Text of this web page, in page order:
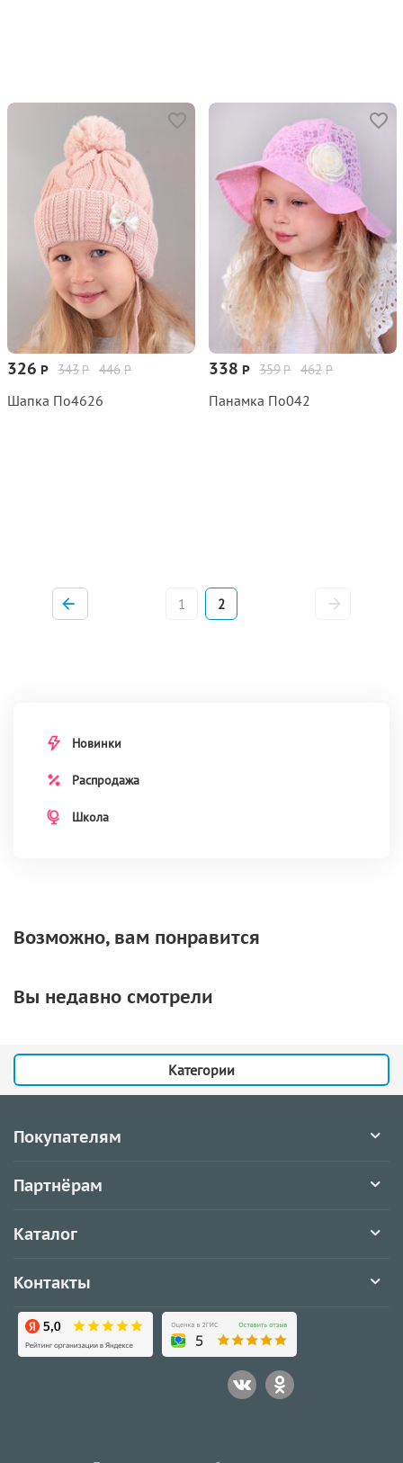
446 Р
343Р
326 Р
Шапка По4626
462 Р
359Р
338 Р
Панамка По042
1 2
Новинки
Распродажа
Школа
Возможно, вам понравится
Вы недавно смотрели
Категории
Покупателям
Партнёрам
Каталог
Контакты